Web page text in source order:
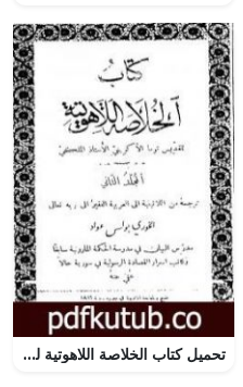
تحميل كتاب الخلاصة اللاهوتية للقديس توما الأكويني – المجلد الثاني PDF تأليف توما الأكويني مجانا [كامل]